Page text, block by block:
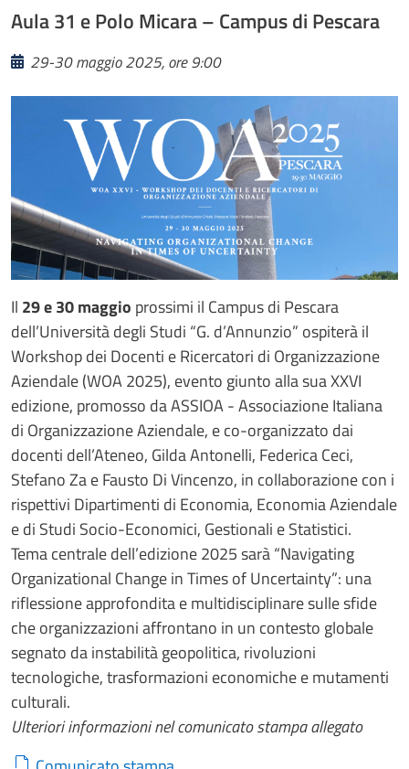
Aula 31 e Polo Micara – Campus di Pescara
29-30 maggio 2025, ore 9:00
Il 29 e 30 maggio prossimi il Campus di Pescara
dell’Università degli Studi “G. d’Annunzio” ospiterà il
Workshop dei Docenti e Ricercatori di Organizzazione
Aziendale (WOA 2025), evento giunto alla sua XXVI
edizione, promosso da ASSIOA - Associazione Italiana
di Organizzazione Aziendale, e co-organizzato dai
docenti dell’Ateneo, Gilda Antonelli, Federica Ceci,
Stefano Za e Fausto Di Vincenzo, in collaborazione con i
rispettivi Dipartimenti di Economia, Economia Aziendale
e di Studi Socio-Economici, Gestionali e Statistici.
Tema centrale dell’edizione 2025 sarà “Navigating
Organizational Change in Times of Uncertainty”: una
riflessione approfondita e multidisciplinare sulle sfide
che organizzazioni affrontano in un contesto globale
segnato da instabilità geopolitica, rivoluzioni
tecnologiche, trasformazioni economiche e mutamenti
culturali.
Ulteriori informazioni nel comunicato stampa allegato